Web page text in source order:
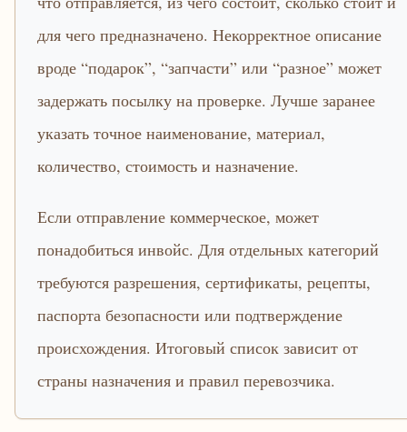
для чего предназначено. Некорректное описание
вроде “подарок”, “запчасти” или “разное” может
задержать посылку на проверке. Лучше заранее
указать точное наименование, материал,
количество, стоимость и назначение.
Если отправление коммерческое, может
понадобиться инвойс. Для отдельных категорий
требуются разрешения, сертификаты, рецепты,
паспорта безопасности или подтверждение
происхождения. Итоговый список зависит от
страны назначения и правил перевозчика.